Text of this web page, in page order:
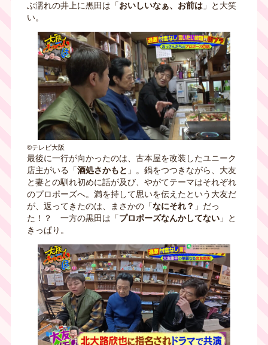
ぶ濡れの井上に黒田は「おいしいなぁ、お前は」と大笑
い。
©テレビ大阪
最後に一行が向かったのは、古本屋を改装したユニーク
店主がいる「酒処さかもと 」。鍋をつつきながら、大友
と妻との馴れ初めに話が及び、やがてテーマはそれぞれ
のプロポーズへ。満を持して思いを伝えたという大友だ
が、返ってきたのは、まさかの「なにそれ？ 」だっ
た！？ 一方の黒田は「プロポーズなんかしてない」と
きっぱり。